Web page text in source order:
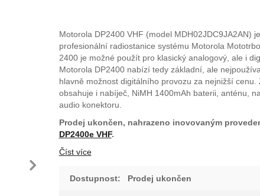
následující
Motorola DP2400 VHF (model MDH02JDC9JA2AN)
profesionální radiostanice systému Motorola
2400 je možné použít pro klasický analogový, ale i
Motorola DP2400 nabízí tedy základní, ale
hlavně možnost digitálního provozu za nejnižší cenu.
obsahuje i nabíječ, NiMH 1400mAh baterii, anténu,
audio konektoru.
Prodej ukončen, nahrazeno inovovaným
DP2400e VHF.
Číst více
Dostupnost: Prodej ukončen